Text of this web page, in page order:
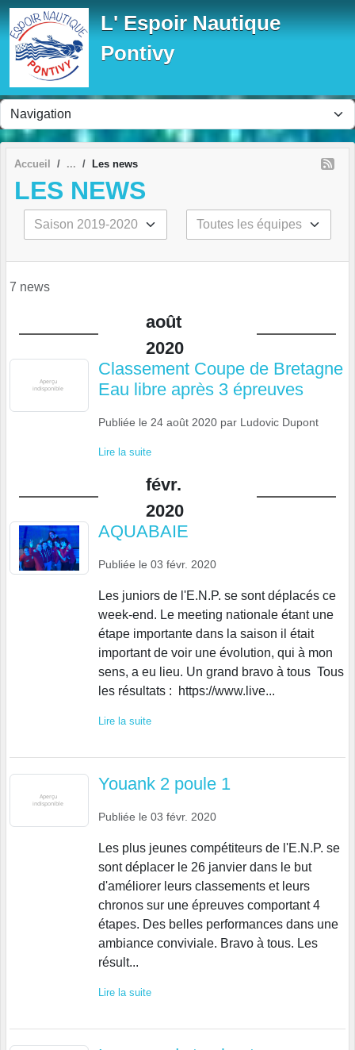
L' Espoir Nautique
Pontivy
Accueil Les news
LES NEWS
7 news
août
2020
Classement Coupe de Bretagne
Eau libre après 3 épreuves
Publiée le 24 août 2020 par Ludovic Dupont
Lire la suite
févr.
2020
AQUABAIE
Publiée le 03 févr. 2020
Les juniors de l'E.N.P. se sont déplacés ce
week-end. Le meeting nationale étant une
étape importante dans la saison il était
important de voir une évolution, qui à mon
sens, a eu lieu. Un grand bravo à tous Tous
les résultats : https://www.live...
Lire la suite
Youank 2 poule 1
Publiée le 03 févr. 2020
Les plus jeunes compétiteurs de l'E.N.P. se
sont déplacer le 26 janvier dans le but
d'améliorer leurs classements et leurs
chronos sur une épreuves comportant 4
étapes. Des belles performances dans une
ambiance conviviale. Bravo à tous. Les
résult...
Lire la suite
Panneau de gestion des cookies